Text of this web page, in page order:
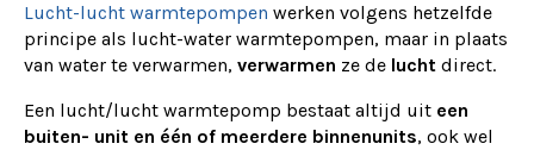
Lucht-lucht warmtepompen werken volgens hetzelfde
principe als lucht-water warmtepompen, maar in plaats
van water te verwarmen, verwarmen ze de lucht direct.
Een lucht/lucht warmtepomp bestaat altijd uit een
buiten- unit en één of meerdere binnenunits, ook wel